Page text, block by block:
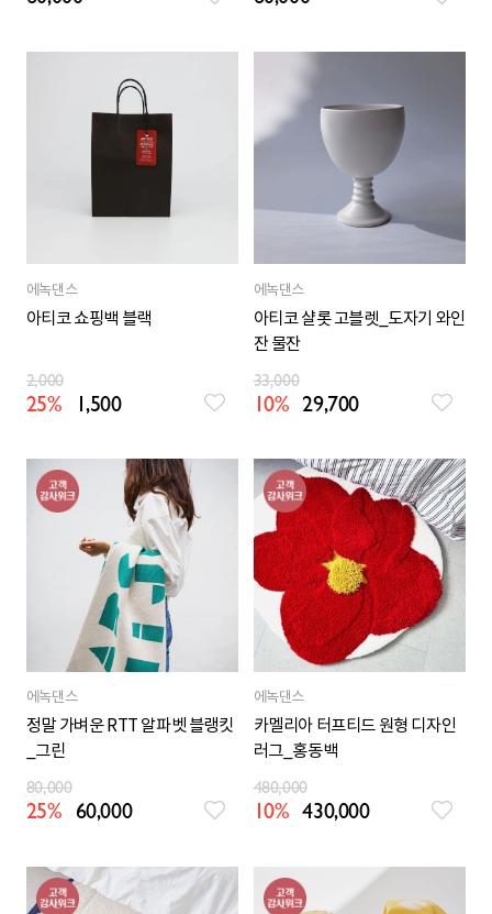
에녹댄스
아티코 쇼핑백 블랙
2,000
25% 1,500
에녹댄스
아티코 샬롯 고블렛_도자기 와인
잔 물잔
33,000
10% 29,700
에녹댄스
정말 가벼운 RTT 알파벳 블랭킷
_그린
80,000
25% 60,000
에녹댄스
카멜리아 터프티드 원형 디자인
러그_홍동백
480,000
10% 430,000